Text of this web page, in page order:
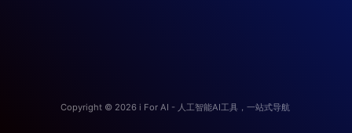
Copyright © 2026 i For AI - 人工智能AI工具，一站式导航